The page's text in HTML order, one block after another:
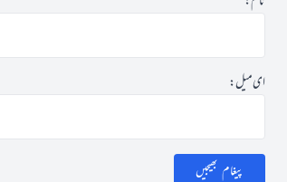
ای میل:
پیغام بھیجیں